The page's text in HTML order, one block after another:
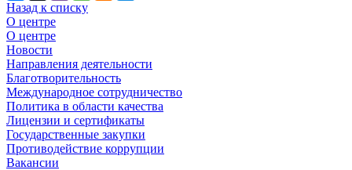
Назад к списку
О центре
О центре
Новости
Направления деятельности
Благотворительность
Международное сотрудничество
Политика в области качества
Лицензии и сертификаты
Государственные закупки
Противодействие коррупции
Вакансии